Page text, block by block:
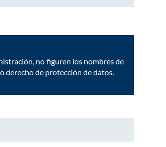
no figuren los nombres de
derecho de protección de datos.